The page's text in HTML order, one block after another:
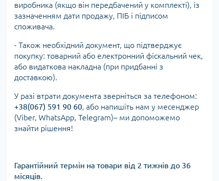
виробника (якщо він передбачений у комплекті), із
зазначенням дати продажу, ПІБ і підписом
споживача.
- Також необхідний документ, що підтверджує
покупку: товарний або електронний фіскальний чек,
або видаткова накладна (при придбанні з
доставкою).
У разі втрати документа зверніться за телефоном:
+38(067) 591 90 60, або напишіть нам у месенджер
(Viber, WhatsApp, Telegram)– ми допоможемо
знайти рішення!
Гарантійний термін на товари від 2 тижнів до 36
місяців.